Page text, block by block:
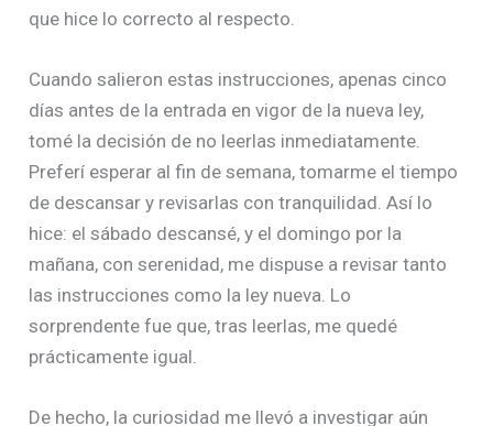
que hice lo correcto al respecto.
Cuando salieron estas instrucciones, apenas cinco
días antes de la entrada en vigor de la nueva ley,
tomé la decisión de no leerlas inmediatamente.
Preferí esperar al fin de semana, tomarme el tiempo
de descansar y revisarlas con tranquilidad. Así lo
hice: el sábado descansé, y el domingo por la
mañana, con serenidad, me dispuse a revisar tanto
las instrucciones como la ley nueva. Lo
sorprendente fue que, tras leerlas, me quedé
prácticamente igual.
De hecho, la curiosidad me llevó a investigar aún